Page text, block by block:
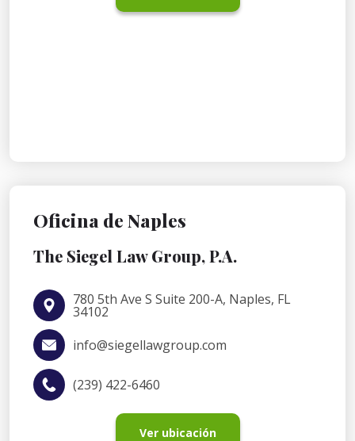
Oficina de Naples
The Siegel Law Group, P.A.
780 5th Ave S Suite 200-A, Naples, FL
34102
info@siegellawgroup.com
(239) 422-6460
Ver ubicación